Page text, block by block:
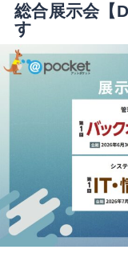
総合展示会【
す